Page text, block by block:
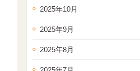
2025年10月
2025年9月
2025年8月